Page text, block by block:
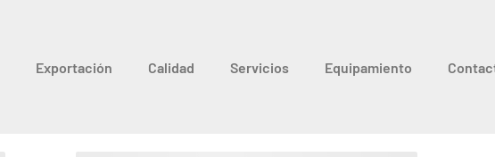
Exportación Calidad Servicios Equipamiento